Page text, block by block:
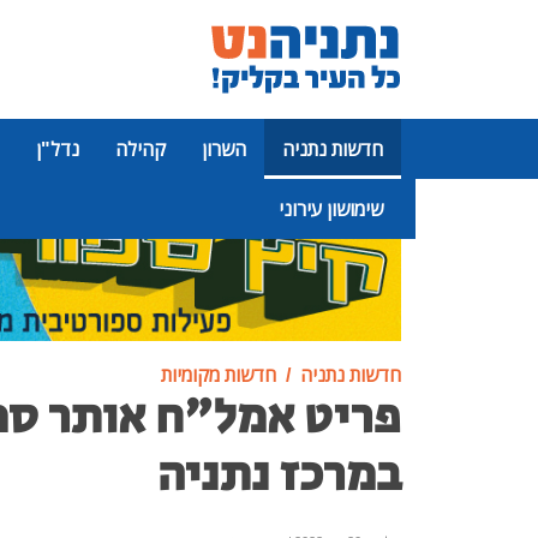
חדשות נתניה השרון קהילה נדל"ן
שימושון עירוני
פרסומת
חדשות נתניה חדשות מקומיות
פריט אמל"ח אותר
במרכז נתניה